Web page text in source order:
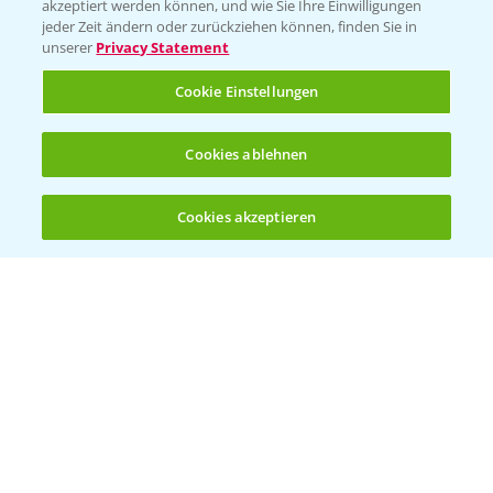
(noch 4)
Hilfe in Notfällen
T.+49 (0)214/30-20220
Folgen Sie uns
akzeptiert werden können, und wie Sie Ihre Einwilligungen
jeder Zeit ändern oder zurückziehen können, finden Sie in
unserer Privacy Statement
Cookie Einstellungen
Cookies ablehnen
Cookies akzeptieren